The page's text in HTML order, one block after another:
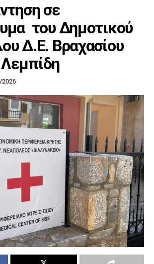
σε
του Δημοτικού
Δ.Ε. Βραχασίου